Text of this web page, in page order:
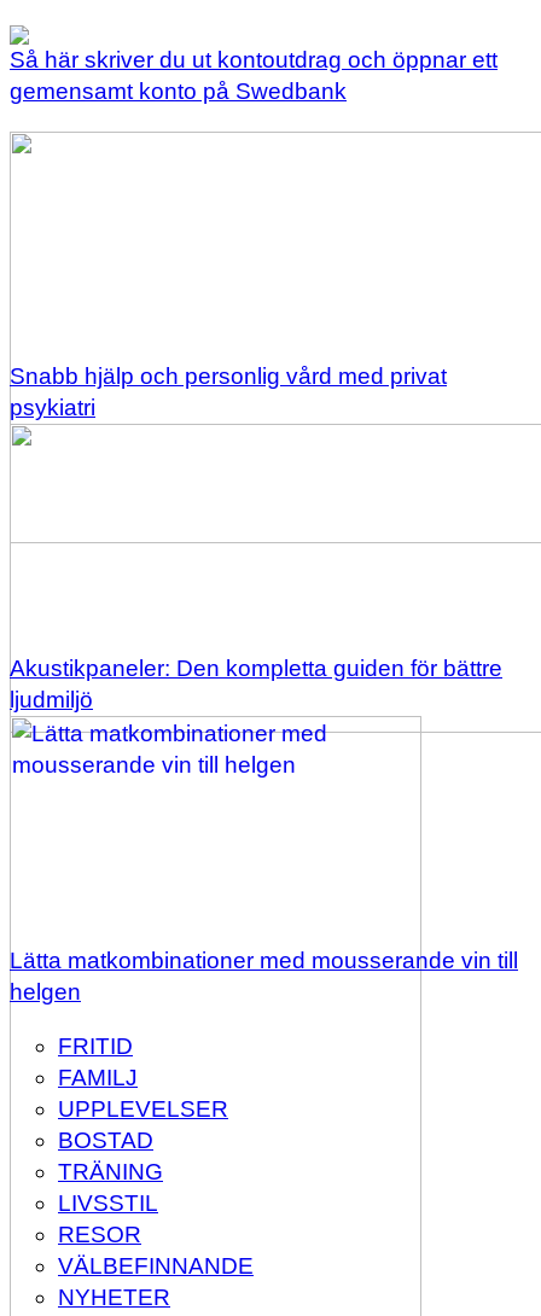
Så här skriver du ut kontoutdrag och öppnar ett
gemensamt konto på Swedbank
Snabb hjälp och personlig vård med privat
psykiatri
Akustikpaneler: Den kompletta guiden för bättre
ljudmiljö
Lätta matkombinationer med mousserande vin till
helgen
FRITID
FAMILJ
UPPLEVELSER
BOSTAD
TRÄNING
LIVSSTIL
RESOR
VÄLBEFINNANDE
NYHETER